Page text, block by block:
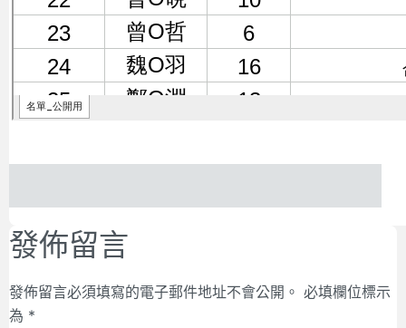
發佈留言
發佈留言必須填寫的電子郵件地址不會公開。 必填欄位標示
為 *